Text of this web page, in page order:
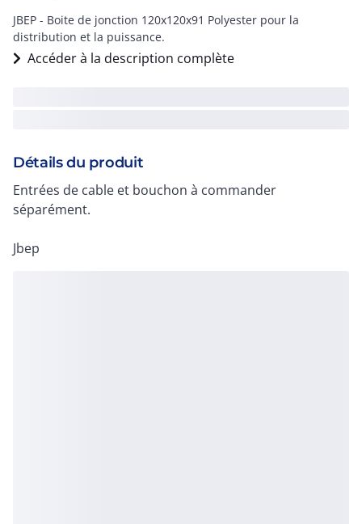
JBEP - Boite de jonction 120x120x91 Polyester pour la
distribution et la puissance.
Accéder à la description complète
Détails du produit
Entrées de cable et bouchon à commander
séparément.
Jbep